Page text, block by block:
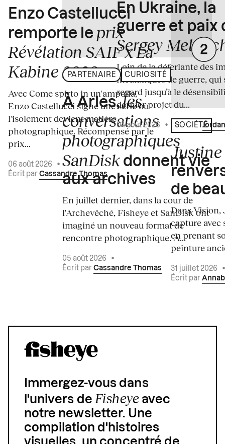
Enzo Castellucci
remporte le prix
Révélation SAIF x La
Kabine 2026
Avec Come spirto in un'ampolla,
Enzo Castellucci signe une série où
l'isolement devient matière
photographique. Récompensé par le
prix...
06 août 2026
•
Écrit par Cassandre Thomas
PARTENAIRE CURIOSITÉ
À Arles,les
conversations
photographiques
SanDisk donnent vie
aux archives
En juillet dernier, dans la cour de
l'Archevêché, Fisheye et SanDisk ont
imaginé un nouveau format de
rencontre photographique. À...
05 août 2026
•
Écrit par Cassandre Thomas
En Ukraine, la
guerre et paix
Sergey
Loin de la déferlante des
médiatiques de guerre, qui
regard jusqu’à le
dernier projet du...
04 août 2026 • Écrit par
SOCIÉTÉ
de
Dans
capture avec
en prenant
peinture
31 juillet 2026
Écrit par
Immergez-vous dans
l'univers deFisheyeavec
notre newsletter. Une
compilation d'histoires